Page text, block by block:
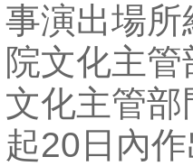
事演出場
院文化主
文化主管
起20日內